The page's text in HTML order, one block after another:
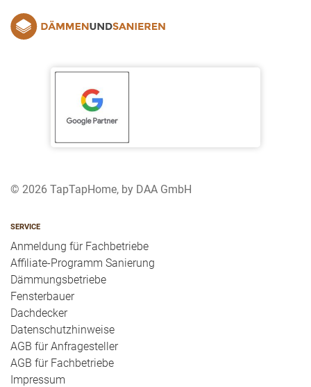
© 2026 TapTapHome, by DAA GmbH
SERVICE
Anmeldung für Fachbetriebe
Affiliate-Programm Sanierung
Dämmungsbetriebe
Fensterbauer
Dachdecker
Datenschutzhinweise
AGB für Anfragesteller
AGB für Fachbetriebe
Impressum